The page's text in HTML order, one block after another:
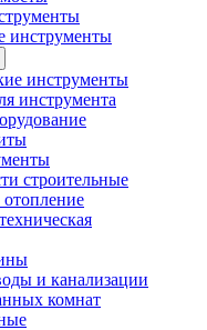
инструменты
инструменты
инструмента
строительные
и канализации
комнат